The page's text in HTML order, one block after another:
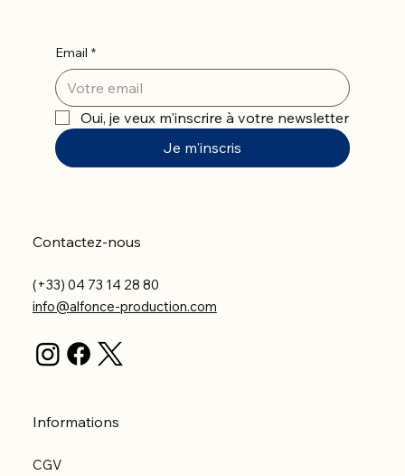
Email *
Oui, je veux m'inscrire à votre newsletter
Je m'inscris
Contactez-nous
(+33) 04 73 14 28 80
info@alfonce-production.com
Informations
CGV